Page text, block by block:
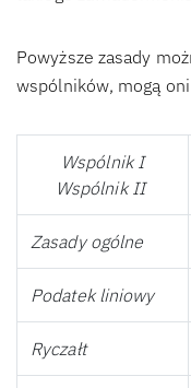
Powyższe zasady
wspólników, mogą
Wspólnik I
Wspólnik II
Zasady ogólne
Podatek liniowy
Ryczałt